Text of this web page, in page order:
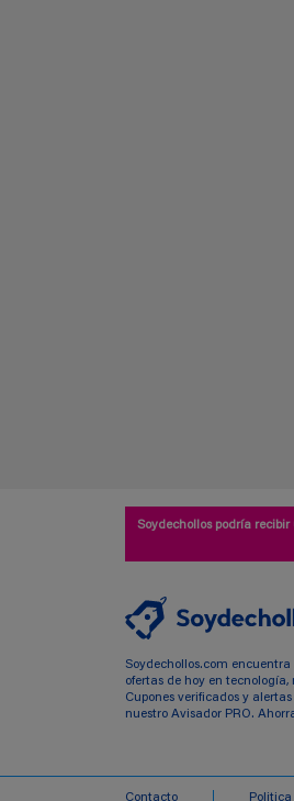
Soydechollos podría
Soydechollos.com encuentra
ofertas de hoy en
Cupones verificados y
nuestro Avisador PRO.
Contacto